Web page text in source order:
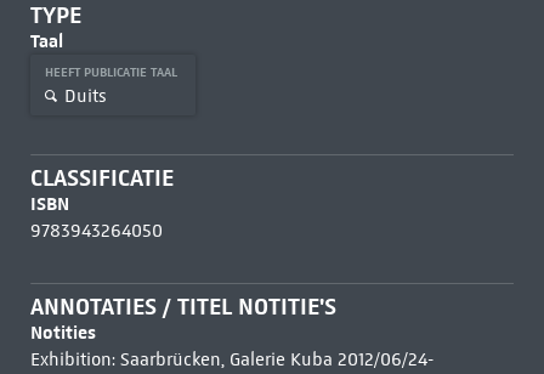
TYPE
Taal
HEEFT PUBLICATIE TAAL
Duits
CLASSIFICATIE
ISBN
9783943264050
ANNOTATIES / TITEL NOTITIE'S
Notities
Exhibition: Saarbrücken, Galerie Kuba 2012/06/24-